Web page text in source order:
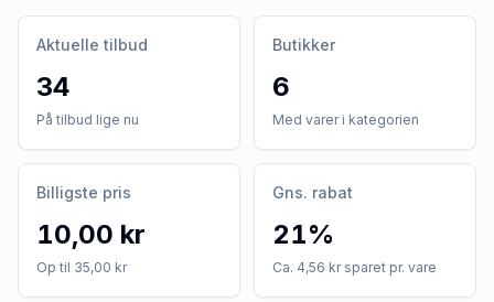
Aktuelle tilbud
34
På tilbud lige nu
Butikker
6
Med varer i kategorien
Billigste pris
10,00 kr
Op til 35,00 kr
Gns. rabat
21%
Ca. 4,56 kr sparet pr. vare